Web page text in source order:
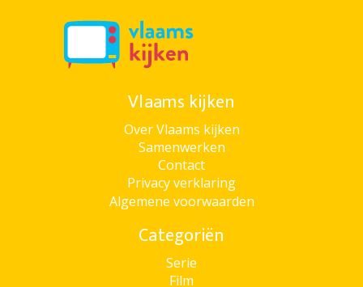
Vlaams kijken
Over Vlaams kijken
Samenwerken
Contact
Privacy verklaring
Algemene voorwaarden
Categoriën
Serie
Film